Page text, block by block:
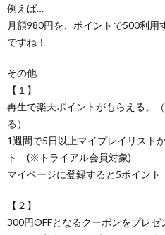
例えば…
月額980円を、ポイントで500利
ですね！
その他
【１】
再生で楽天ポイントがもらえる。
る）
1週間で5日以上マイプレイリスト
ト (※トライアル会員対象)
マイページに登録すると5ポイン
【２】
300円OFFとなるクーポンをプレゼ